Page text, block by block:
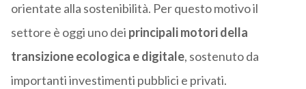
orientate alla sostenibilità. Per questo motivo il
settore è oggi uno dei principali motori della
transizione ecologica e digitale, sostenuto da
importanti investimenti pubblici e privati.